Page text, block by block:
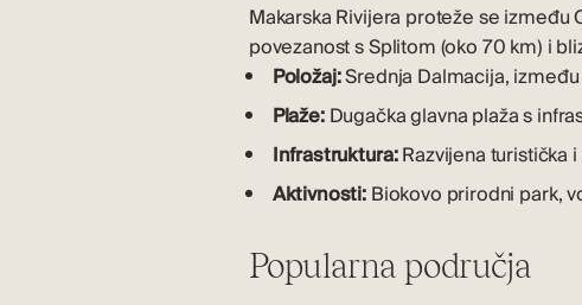
Makarska Rivijera proteže se između
povezanost sSplitom(oko 70 km) i
Položaj:Srednja Dalmacija,
Plaže:Dugačka glavna plaža s
Infrastruktura:Razvijena turistička
Aktivnosti:Biokovo prirodni park,
Popularna područja